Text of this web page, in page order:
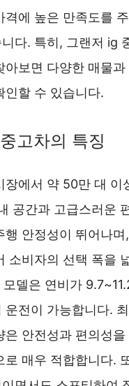
격에 높은 만족도를
다. 특히, 그랜저 ig
아보면 다양한 매물과
인할 수 있습니다.
고차의 특징
장에서 약 50만 대 이
공간과 고급스러운
행 안정성이 뛰어나며
소비자의 선택 폭을
델은 연비가
운전이 가능합니다.
은 안전성과 편의성을
로 매우 적합합니다.